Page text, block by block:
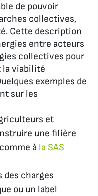
de pouvoir
collectives,
Cette description
entre acteurs
collectives pour
la viabilité
exemples de
sur les
et
une filière
à la SAS
des charges
ou un label